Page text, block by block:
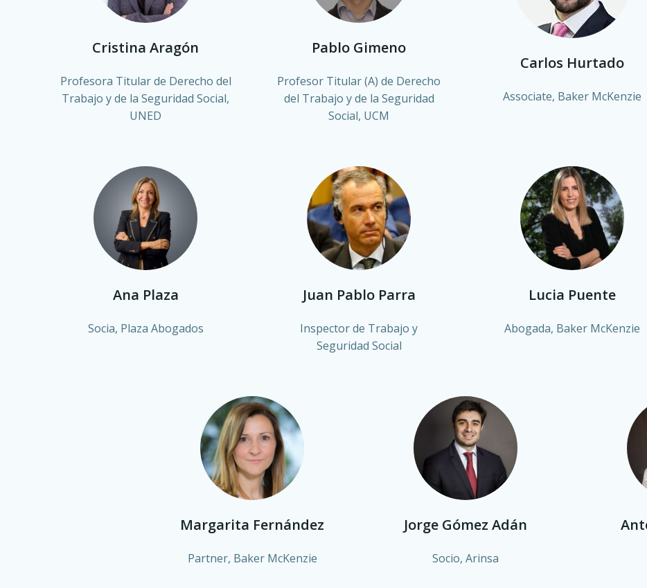
Cristina Aragón
Profesora Titular de Derecho del
Trabajo y de la Seguridad Social,
UNED
Pablo Gimeno
Profesor Titular (A) de Derecho
del Trabajo y de la Seguridad
Social, UCM
Carlos Hurtado
Associate, Baker McKenzie
Ana Plaza
Socia, Plaza Abogados
Juan Pablo Parra
Inspector de Trabajo y
Seguridad Social
Lucia Puente
Abogada, Baker McKenzie
Margarita Fernández
Partner, Baker McKenzie
Jorge Gómez Adán
Socio, Arinsa